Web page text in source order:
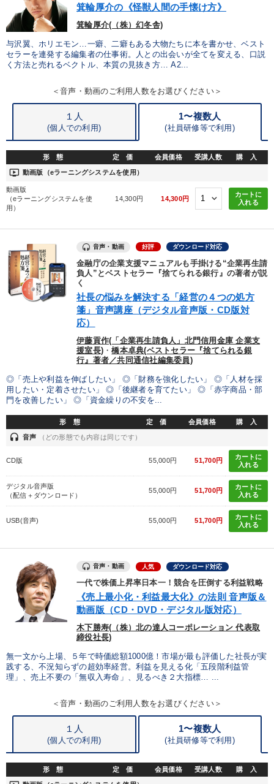
箕輪厚介の《怪獣人間の手懐け方》
箕輪厚介(（株）幻冬舎)
与沢翼、ホリエモン…一癖、二癖もある大物たちに本を書かせ、ベスト
セラーを連発する編集者の仕事術。人との出会いが全てを変える、口説
く方法と売れるベクトル、本質の見抜き方… A2...
＜音声・動画のご利用人数をお選びください＞
１人
(個人での利用)
1〜複数人
(社員研修等で利用)
形 態 定 価 会員価格 受講人数 購 入
ondemand_video 動画版（eラーニングシステムを使用）
動画版
（eラーニングシステムを使
用）
14,300円 14,300円
カートに
入れる
音声・動画 好評 ダウンロード対応
金融庁の企業支援マニュアルも手掛ける“企業再生請
負人”とベストセラー『捨てられる銀行』の著者が説
く
社長の悩みを解決する「経営の４つの処方
箋」音声講座（デジタル音声版・CD版対
応）
伊藤貢作(「企業再生請負人」北門信用金庫 企業支
援室長) ・橋本卓典(ベストセラー『捨てられる銀
行』著者／共同通信社編集委員)
◎「売上や利益を伸ばしたい」 ◎「財務を強化したい」 ◎「人材を採
用したい・定着させたい」 ◎「後継者を育てたい」 ◎「赤字商品・部
門を改善したい」 ◎「資金繰りの不安を...
形 態 定 価 会員価格 購 入
headset 音声 （どの形態でも内容は同じです）
CD版 55,000円 51,700円
カートに
入れる
デジタル音声版
（配信＋ダウンロード）
55,000円 51,700円
カートに
入れる
USB(音声) 55,000円 51,700円
カートに
入れる
音声・動画 人気 ダウンロード対応
一代で株価上昇率日本一！競合を圧倒する利益戦略
《売上最小化・利益最大化》の法則 音声版＆
動画版（CD・DVD・デジタル版対応）
木下勝寿(（株）北の達人コーポレーション 代表取
締役社長)
無一文から上場、５年で時価総額1000億！市場が最も評価した社長が実
践する、不況知らずの超効率経営。利益を見える化「五段階利益管
理」、売上不要の「無収入寿命」、見るべき２大指標… ...
＜音声・動画のご利用人数をお選びください＞
１人
(個人での利用)
1〜複数人
(社員研修等で利用)
形 態 定 価 会員価格 受講人数 購 入